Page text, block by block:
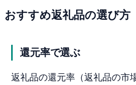
おすすめ返礼品の選び方
還元率で選ぶ
返礼品の還元率（返礼品の市